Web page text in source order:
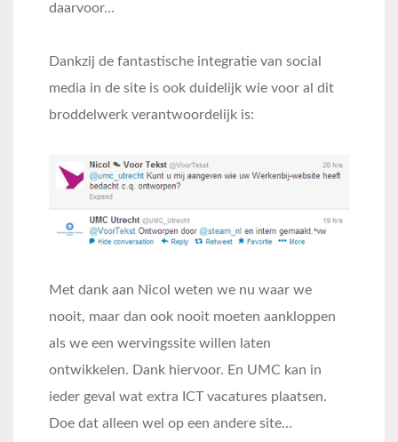
daarvoor…
Dankzij de fantastische integratie van social
media in de site is ook duidelijk wie voor al dit
broddelwerk verantwoordelijk is:
Met dank aan Nicol weten we nu waar we
nooit, maar dan ook nooit moeten aankloppen
als we een wervingssite willen laten
ontwikkelen. Dank hiervoor. En UMC kan in
ieder geval wat extra ICT vacatures plaatsen.
Doe dat alleen wel op een andere site…